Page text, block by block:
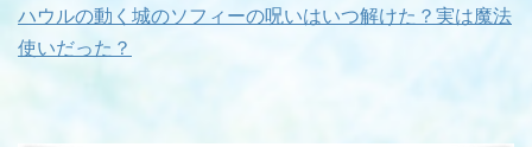
ハウルの動く城のソフィーの呪いはいつ解けた？実は魔法
使いだった？